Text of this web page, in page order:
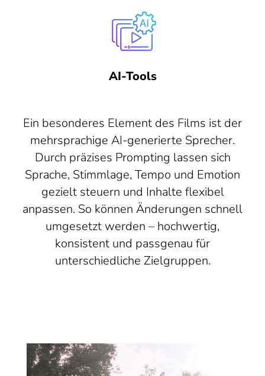
AI-Tools
Ein besonderes Element des Films ist der
mehrsprachige AI-generierte Sprecher.
Durch präzises Prompting lassen sich
Sprache, Stimmlage, Tempo und Emotion
gezielt steuern und Inhalte flexibel
anpassen. So können Änderungen schnell
umgesetzt werden – hochwertig,
konsistent und passgenau für
unterschiedliche Zielgruppen.